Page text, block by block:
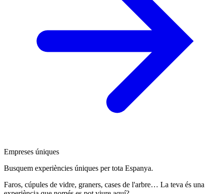
Empreses úniques
Busquem experiències úniques per tota Espanya.
Faros, cúpules de vidre, graners, cases de l'arbre… La teva és una